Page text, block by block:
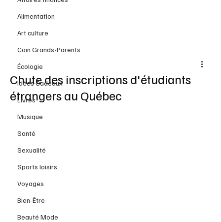
Alimentation
Art culture
Coin Grands-Parents
Écologie
Idées Cadeaux
Livres
Musique
Santé
Sexualité
Sports loisirs
Voyages
Bien-Être
Beauté Mode
Chute des inscriptions d'étudiants
étrangers au Québec